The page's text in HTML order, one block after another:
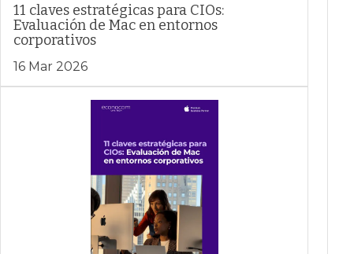
11 claves estratégicas para CIOs:
Evaluación de Mac en entornos
corporativos
16 Mar 2026